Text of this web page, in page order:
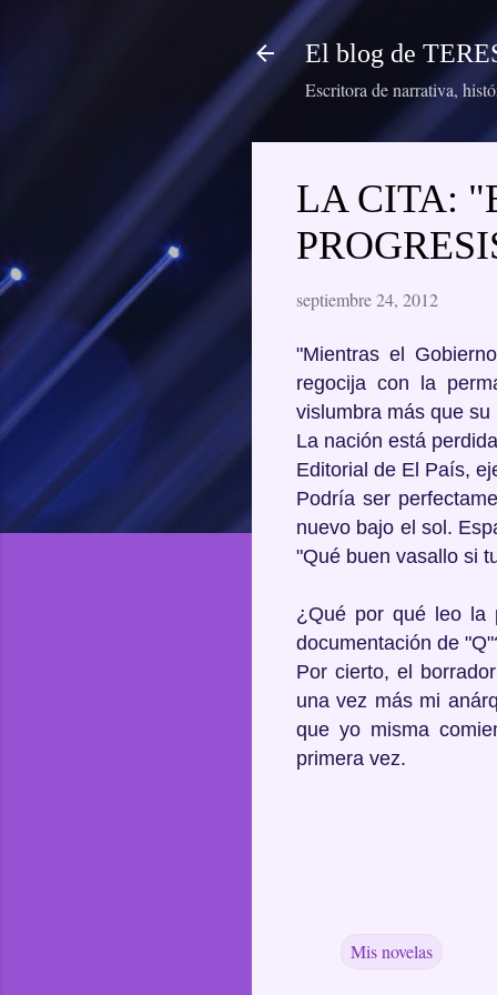
El blog de
Escritora de narrativa,
LA CITA:
septiembre 24, 2012
"Mientras el
regocija con la
vislumbra más que
La nación está
Editorial de El País,
Podría ser
nuevo bajo el sol.
"Qué buen vasallo si
¿Qué por qué leo la
documentación de
Por cierto, el
una vez más mi
que yo misma
primera vez.
Mis novelas